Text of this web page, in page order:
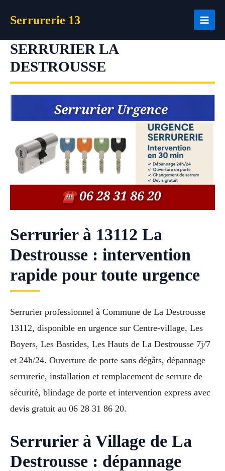
Serrurerie 13
SERRURIER LA
DESTROUSSE
Serrurier à 13112 La
Destrousse : intervention
rapide pour toute urgence
Serrurier professionnel à Commune de La Destrousse
13112, disponible en urgence sur Centre-village, Les
Boyers, Les Bastides, Les Hauts de La Destrousse 7j/7
et 24h/24. Ouverture de porte sans dégâts, dépannage
serrurerie, installation et remplacement de serrure de
sécurité, blindage de porte et intervention express avec
devis gratuit au 06 28 31 86 20.
Serrurier à Village de La
Destrousse : dépannage